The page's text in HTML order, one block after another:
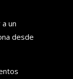
un
desde